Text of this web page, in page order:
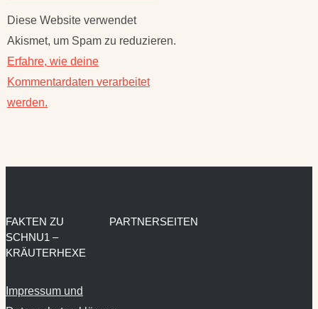
Diese Website verwendet
Akismet, um Spam zu reduzieren.
Erfahre, wie deine
Kommentardaten verarbeitet
werden.
FAKTEN ZU
SCHNU1 –
KRÄUTERHEXE
Impressum und
PARTNERSEITEN